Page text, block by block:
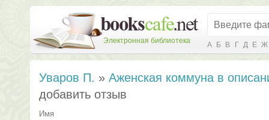
Электронная библиотека А Б В Г Д Е Ж
Уваров П. » Аженская коммуна в
добавить отзыв
Имя